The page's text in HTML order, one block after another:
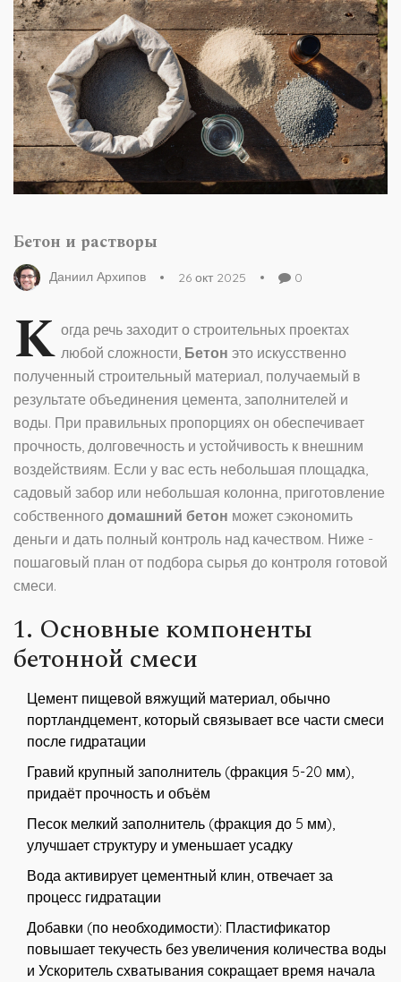
Бетон и растворы
Даниил Архипов 26 окт 2025 0
К огда речь заходит о строительных проектах
любой сложности, Бетон это искусственно
полученный строительный материал, получаемый в
результате объединения цемента, заполнителей и
воды. При правильных пропорциях он обеспечивает
прочность, долговечность и устойчивость к внешним
воздействиям. Если у вас есть небольшая площадка,
садовый забор или небольшая колонна, приготовление
собственного домашний бетон может сэкономить
деньги и дать полный контроль над качеством. Ниже -
пошаговый план от подбора сырья до контроля готовой
смеси.
1. Основные компоненты
бетонной смеси
Цемент пищевой вяжущий материал, обычно
портландцемент, который связывает все части смеси
после гидратации
Гравий крупный заполнитель (фракция 5-20 мм),
придаёт прочность и объём
Песок мелкий заполнитель (фракция до 5 мм),
улучшает структуру и уменьшает усадку
Вода активирует цементный клин, отвечает за
процесс гидратации
Добавки (по необходимости): Пластификатор
повышает текучесть без увеличения количества воды
и Ускоритель схватывания сокращает время начала